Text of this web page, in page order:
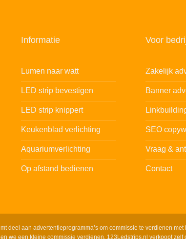
Informatie
Lumen naar watt
LED strip bevestigen
LED strip knippert
Keukenblad verlichting
Aquariumverlichting
Op afstand bedienen
Voor
Zakelijk
Banner
SEO
Vraag &
Contact
deel aan advertentieprogramma’s om commissie te verdienen met
we een kleine commissie verdienen. 123Ledstrips.nl verkoopt zelf